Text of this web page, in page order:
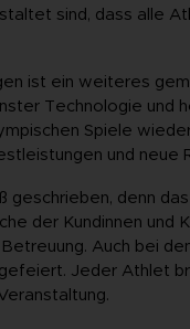
sind, dass alle
ist ein weiteres
Technologie
Spiele
und neue
geschrieben, denn
der Kundinnen und
Auch bei
Jeder Athlet